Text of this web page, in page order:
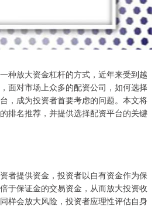
种放大资金杠杆的方式，近年来受到越
面对市场上众多的配资公司，如何选择
，成为投资者首要考虑的问题。本文将
排名推荐，并提供选择配资平台的关键
者提供资金，投资者以自有资金作为保
于保证金的交易资金，从而放大投资收
样会放大风险，投资者应理性评估自身